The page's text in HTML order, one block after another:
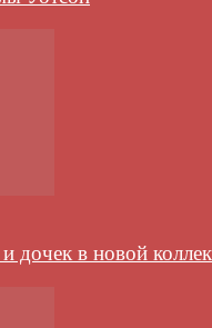
дочек в новой